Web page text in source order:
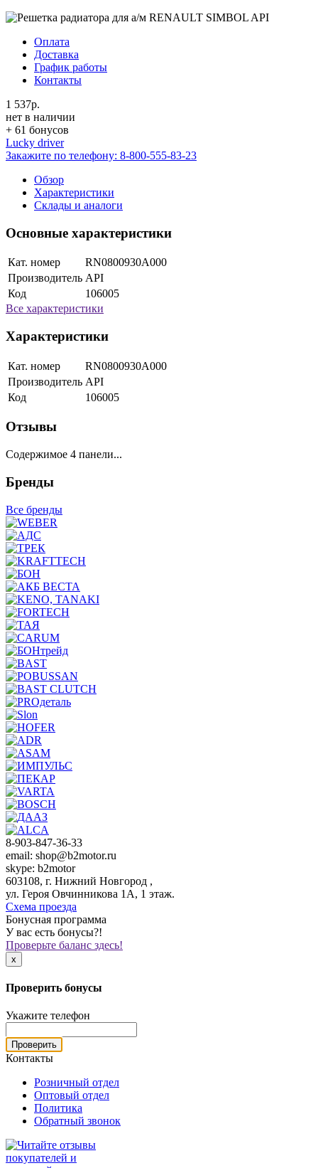
Оплата
Доставка
График работы
Контакты
1 537р.
нет в наличии
+ 61 бонусов
Lucky driver
Закажите по телефону: 8-800-555-83-23
Обзор
Характеристики
Склады и аналоги
Основные характеристики
Кат. номер
RN0800930A000
Производитель API
Код
106005
Все характеристики
Характеристики
Кат. номер
RN0800930A000
Производитель API
Код
106005
Отзывы
Содержимое 4 панели...
Бренды
Все бренды
8-903-847-36-33
email: shop@b2motor.ru
skype: b2motor
603108, г. Нижний Новгород ,
ул. Героя Овчинникова 1А, 1 этаж.
Схема проезда
Бонусная программа
У вас есть бонусы?!
Проверьте баланс здесь!
x
Проверить бонусы
Укажите телефон
Проверить
Контакты
Розничный отдел
Оптовый отдел
Политика
Обратный звонок